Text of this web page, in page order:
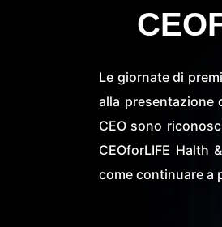
Le giornate di
alla presentazione
CEO sono
CEOforLIFE Halth
come continuare a